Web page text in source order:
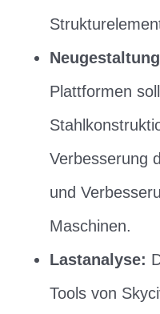
Plattformen
Verbesserung
und
Maschinen.
Lastanalyse:
Tools von